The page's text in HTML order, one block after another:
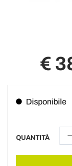
€
Disponibile
QUANTITÀ